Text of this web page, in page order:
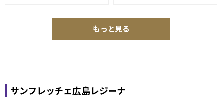
もっと見る
サンフレッチェ広島レジーナ